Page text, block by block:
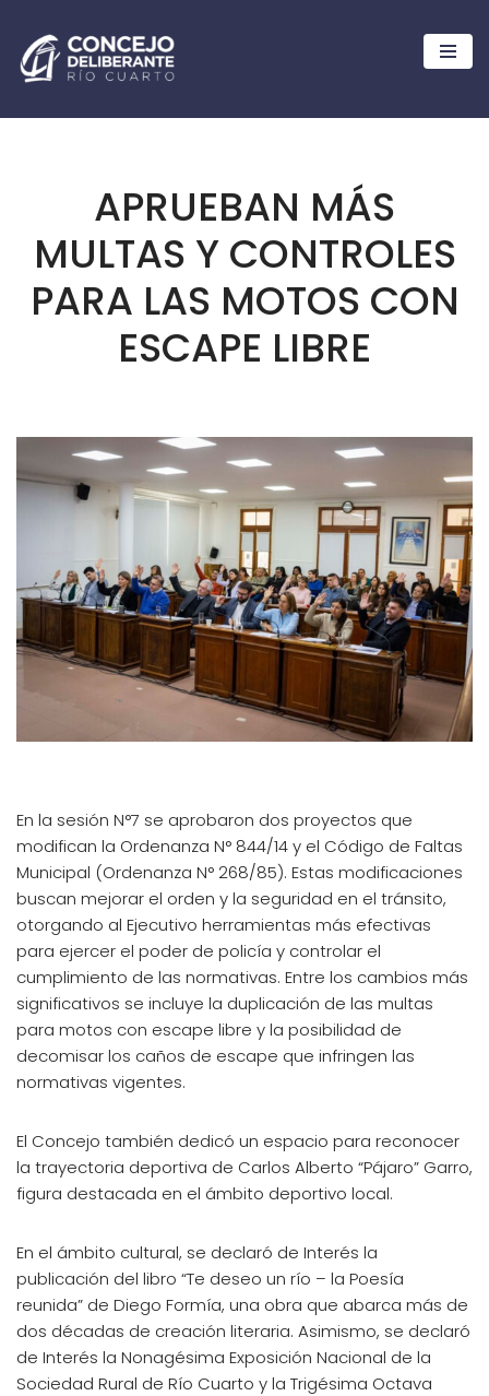
Ir
al
APRUEBAN MÁS
MULTAS Y CONTROLES
PARA LAS MOTOS CON
ESCAPE LIBRE
En la sesión N°7 se aprobaron dos proyectos que
modifican la Ordenanza N° 844/14 y el Código de Faltas
Municipal (Ordenanza N° 268/85). Estas modificaciones
buscan mejorar el orden y la seguridad en el tránsito,
otorgando al Ejecutivo herramientas más efectivas
para ejercer el poder de policía y controlar el
cumplimiento de las normativas. Entre los cambios más
significativos se incluye la duplicación de las multas
para motos con escape libre y la posibilidad de
decomisar los caños de escape que infringen las
normativas vigentes.
El Concejo también dedicó un espacio para reconocer
la trayectoria deportiva de Carlos Alberto “Pájaro” Garro,
figura destacada en el ámbito deportivo local.
En el ámbito cultural, se declaró de Interés la
publicación del libro “Te deseo un río – la Poesía
reunida” de Diego Formía, una obra que abarca más de
dos décadas de creación literaria. Asimismo, se declaró
de Interés la Nonagésima Exposición Nacional de la
Sociedad Rural de Río Cuarto y la Trigésima Octava